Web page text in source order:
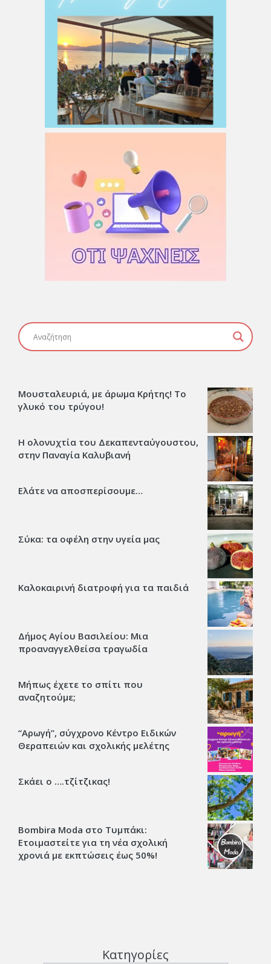
Μουσταλευριά, με άρωμα Κρήτης! Το
γλυκό του τρύγου!
Η ολονυχτία του Δεκαπενταύγουστου,
στην Παναγία Καλυβιανή
Ελάτε να αποσπερίσουμε…
Σύκα: τα οφέλη στην υγεία μας
Καλοκαιρινή διατροφή για τα παιδιά
Δήμος Αγίου Βασιλείου: Μια
προαναγγελθείσα τραγωδία
Μήπως έχετε το σπίτι που
αναζητούμε;
“Αρωγή”, σύγχρονο Κέντρο Ειδικών
Θεραπειών και σχολικής μελέτης
Σκάει ο ….τζίτζικας!
Bombira Moda στο Τυμπάκι:
Ετοιμαστείτε για τη νέα σχολική
χρονιά με εκπτώσεις έως 50%!
Κατηγορίες